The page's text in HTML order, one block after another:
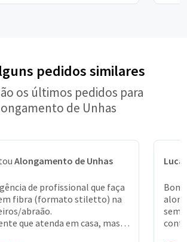
pedidos similares
os últimos pedidos para
de Unhas
Alongamento de Unhas
de profissional que faça
fibra (formato stiletto) na
abraão.
que atenda em casa, mas
me desl...
Bom